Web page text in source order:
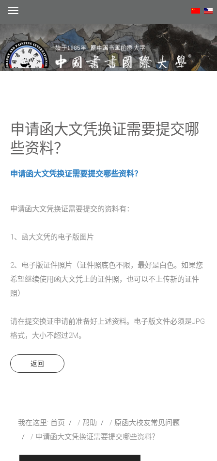
动态
院系
校友
探索更多
SampleSidebar Module
This is a sample module published to the
sidebar_bottom position, using the -sidebar
申请函大文凭换证需要提交哪
些资料？
申请函大文凭换证需要提交哪些资料？
申请函大文凭换证需要提交的资料有：
1、函大文凭的电子版图片
2、电子版证件照片（证件照底色不限，最好是白色。如果您
希望继续使用函大文凭上的证件照，也可以不上传新的证件
照）
请在提交换证申请前准备好上述资料。电子版文件必须是JPG
格式，大小不超过2M。
返回
我在这里: 首页 帮助
原函大校友常见问题
申请函大文凭换证需要提交哪些资料？